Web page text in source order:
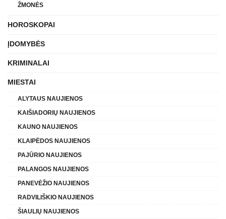
ŽMONĖS
HOROSKOPAI
ĮDOMYBĖS
KRIMINALAI
MIESTAI
ALYTAUS NAUJIENOS
KAIŠIADORIŲ NAUJIENOS
KAUNO NAUJIENOS
KLAIPĖDOS NAUJIENOS
PAJŪRIO NAUJIENOS
PALANGOS NAUJIENOS
PANEVĖŽIO NAUJIENOS
RADVILIŠKIO NAUJIENOS
ŠIAULIŲ NAUJIENOS